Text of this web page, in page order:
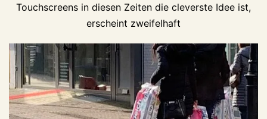
Touchscreens in diesen Zeiten die cleverste Idee ist,
erscheint zweifelhaft